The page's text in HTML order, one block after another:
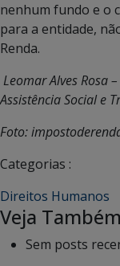
nenhum fundo e o
para a entidade,
Renda.
Leomar Alves Rosa
Assistência Social e
Foto:
Categorias :
Direitos Humanos
Veja Também
Sem posts